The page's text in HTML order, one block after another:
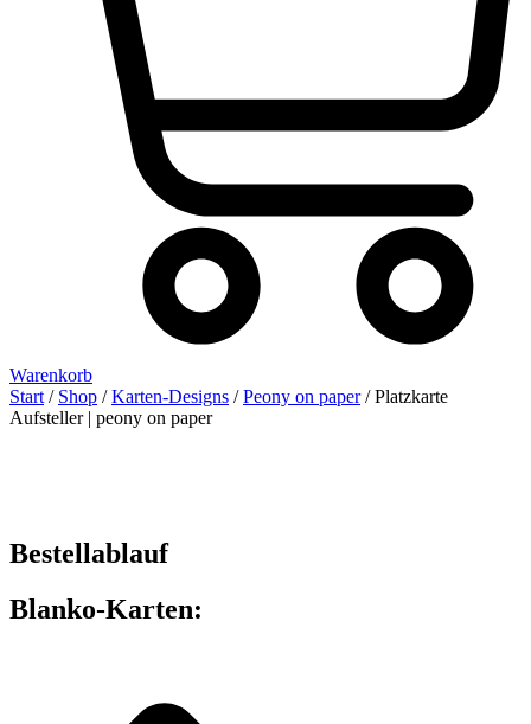
Warenkorb
Start / Shop /Karten-Designs /Peony on paper/ Platzkarte
Aufsteller | peony on paper
Bestellablauf
Blanko-Karten: